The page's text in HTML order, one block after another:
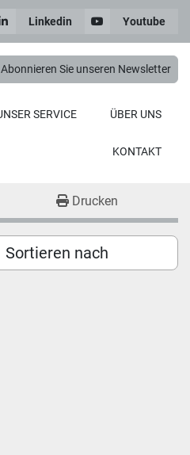
Linkedin Youtube
Abonnieren Sie unseren Newsletter
UNSER SERVICE ÜBER UNS
KONTAKT
Drucken
Sortieren nach